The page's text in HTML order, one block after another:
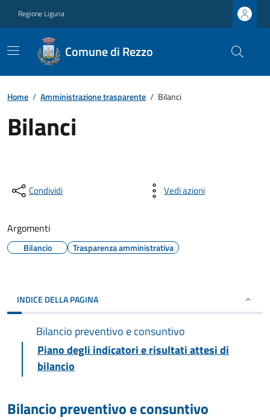
Regione Liguria
Comune di Rezzo
Home / Amministrazione trasparente / Bilanci
Bilanci
Condividi Vedi azioni
Argomenti
Bilancio Trasparenza amministrativa
INDICE DELLA PAGINA
Bilancio preventivo e consuntivo
Piano degli indicatori e risultati attesi di
bilancio
Bilancio preventivo e consuntivo